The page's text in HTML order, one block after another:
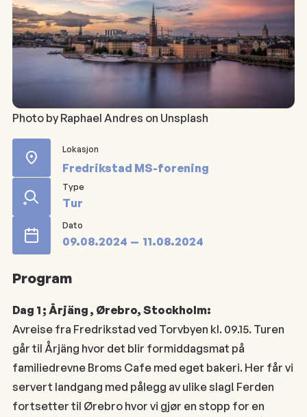
Photo by Raphael Andres on Unsplash
Lokasjon
Fredrikstad MS-forening
Type
Tur
Dato
09.08.2024 11.08.2024
Program
Dag 1 ; Årjäng , Ørebro, Stockholm:
Avreise fra Fredrikstad ved Torvbyen kl. 09.15. Turen
går til Årjäng hvor det blir formiddagsmat på
familiedrevne Broms Cafe med eget bakeri. Her får vi
servert landgang med pålegg av ulike slag! Ferden
fortsetter til Ørebro hvor vi gjør en stopp for en